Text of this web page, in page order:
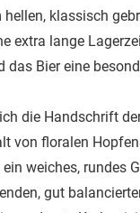
klassisch
extra lange
das Bier eine
die Handschrift
von floralen
weiches, rundes
gut